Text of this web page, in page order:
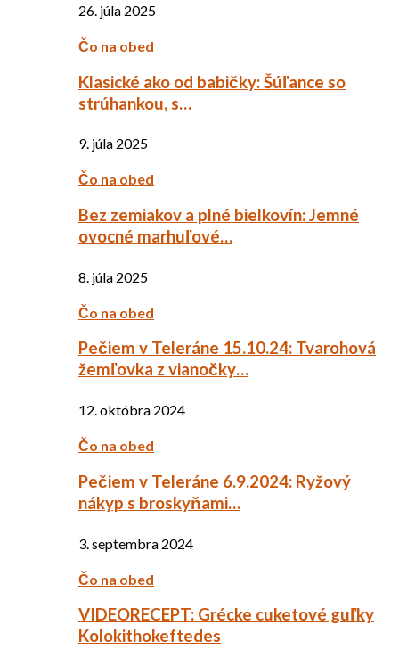
26. júla 2025
Čo na obed
Klasické ako od babičky: Šúľance so
strúhankou, s…
9. júla 2025
Čo na obed
Bez zemiakov a plné bielkovín: Jemné
ovocné marhuľové…
8. júla 2025
Čo na obed
Pečiem v Teleráne 15.10.24: Tvarohová
žemľovka z vianočky…
12. októbra 2024
Čo na obed
Pečiem v Teleráne 6.9.2024: Ryžový
nákyp s broskyňami…
3. septembra 2024
Čo na obed
VIDEORECEPT: Grécke cuketové guľky
Kolokithokeftedes